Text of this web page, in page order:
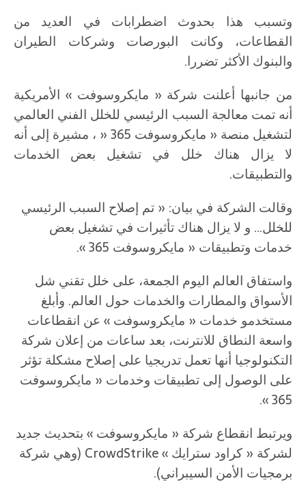
وتسبب هذا بحدوث اضطرابات في العديد من
القطاعات، وكانت البورصات وشركات الطيران
والبنوك الأكثر تضررا.
من جانبها أعلنت شركة « مايكروسوفت » الأمريكية
أنه تمت معالجة السبب الرئيسي للخلل الفني العالمي
لتشغيل منصة « مايكروسوفت 365 « ، مشيرة إلى أنه
لا يزال هناك خلل في تشغيل بعض الخدمات
والتطبيقات.
وقالت الشركة في بيان: « تم إصلاح السبب الرئيسي
للخلل… و لا يزال هناك تأثيرات في تشغيل بعض
خدمات وتطبيقات « مايكروسوفت 365 ».
واستفاق العالم اليوم الجمعة، على خلل تقني شل
الأسواق والمطارات والخدمات حول العالم. وأبلغ
مستخدمو خدمات « مايكروسوفت » عن انقطاعات
واسعة النطاق للانترنت، بعد ساعات من إعلان شركة
التكنولوجيا أنها تعمل تدريجيا على إصلاح مشكلة تؤثر
على الوصول إلى تطبيقات وخدمات « مايكروسوفت
365 ».
ويرتبط انقطاع شركة « مايكروسوفت » بتحديث جديد
لشركة « كراود سترايك » CrowdStrike (وهي شركة
برمجيات الأمن السيبراني).